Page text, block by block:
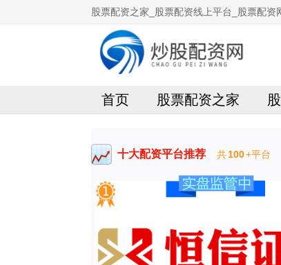
股票配资之家_股票配资线上平台_股票配资
首页 股票配资之家
十大配资平台推荐 共100+平台